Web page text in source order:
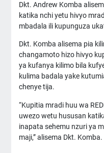
Dkt. Andrew Komba
katika nchi yetu hivyo
mbadala ili kupunguza
Dkt. Komba alisema pia
changamoto hizo hivyo
ya kufanya kilimo bila
kulima badala yake
chenye tija.
“Kupitia mradi huu wa
uwezo wetu hususan
inapata sehemu nzuri ya
maji,” alisema Dkt. Komba.